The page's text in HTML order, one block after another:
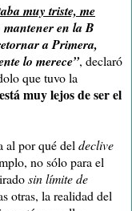
muy triste, me
en la B
a Primera,
lo merece”, declaró
que tuvo la
muy lejos de ser el
al por qué del declive
no sólo para el
sin límite de
otras, la realidad del